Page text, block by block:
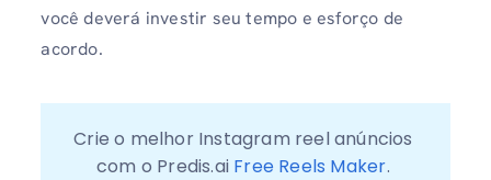
você deverá investir seu tempo e esforço de
acordo.
Crie o melhor Instagram reel anúncios
com o Predis.ai Free Reels Maker.